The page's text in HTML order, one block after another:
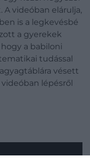
videóban elárulja,
is a legkevésbé
a gyerekek
a babiloni
tudással
vésett
lépésről